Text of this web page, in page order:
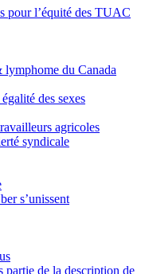
pour l’équité des TUAC
lymphome du Canada
des sexes
agricoles
syndicale
s’unissent
partie de la description de